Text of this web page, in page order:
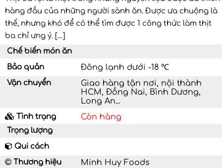
hàng đầu của những người sành ăn. Được ưa chuộng là
thế, nhưng khó để có thể tìm được 1 công thức làm thịt
ba chỉ ưng ý. […]
Chế biến món ăn
Bảo quản
Đông lạnh dưới -18 ℃
Vận chuyển
Giao hàng tận nơi, nội thành
HCM, Đồng Nai, Bình Dương,
Long An...
Tình trạng Còn hàng
Trọng lượng
Qui cách
Thương hiệu
Minh Huy Foods